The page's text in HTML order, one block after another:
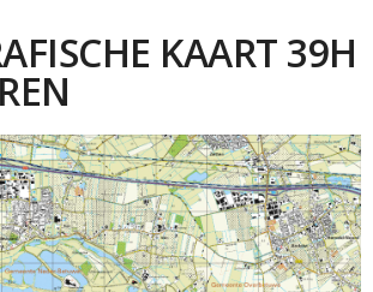
KAART 39H